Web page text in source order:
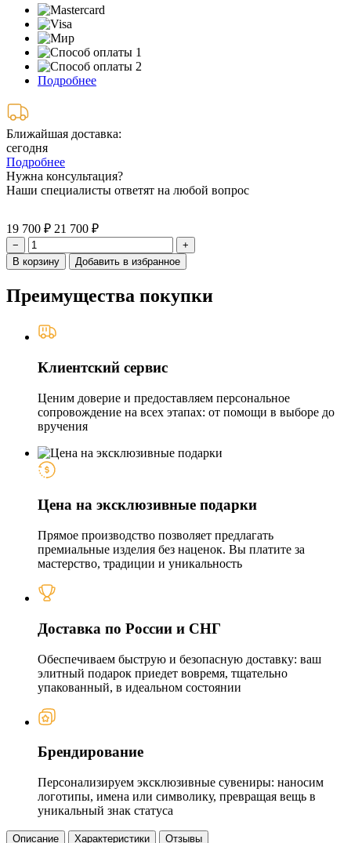
Подробнее
Ближайшая доставка:
сегодня
Подробнее
Нужна консультация?
Наши специалисты ответят на любой вопрос
19 700 ₽ 21 700 ₽
−
+
В корзину
Добавить в избранное
Преимущества покупки
Клиентский сервис
Ценим доверие и предоставляем персональное
сопровождение на всех этапах: от помощи в выборе до
вручения
Цена на эксклюзивные подарки
Прямое производство позволяет предлагать
премиальные изделия без наценок. Вы платите за
мастерство, традиции и уникальность
Доставка по России и СНГ
Обеспечиваем быструю и безопасную доставку: ваш
элитный подарок приедет вовремя, тщательно
упакованный, в идеальном состоянии
Брендирование
Персонализируем эксклюзивные сувениры: наносим
логотипы, имена или символику, превращая вещь в
уникальный знак статуса
Описание Характеристики Отзывы